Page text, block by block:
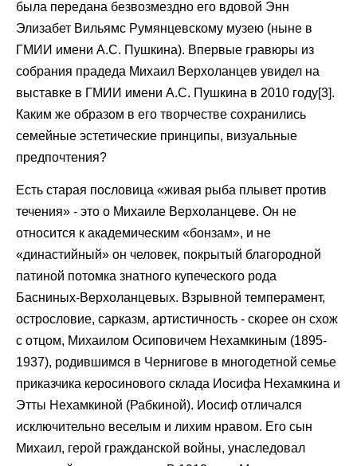
была передана безвозмездно его вдовой Энн
Элизабет Вильямс Румянцевскому музею (ныне в
ГМИИ имени А.С. Пушкина). Впервые гравюры из
собрания прадеда Михаил Верхоланцев увидел на
выставке в ГМИИ имени А.С. Пушкина в 2010 году[3].
Каким же образом в его творчестве сохранились
семейные эстетические принципы, визуальные
предпочтения?
Есть старая пословица «живая рыба плывет против
течения» - это о Михаиле Верхоланцеве. Он не
относится к академическим «бонзам», и не
«династийный» он человек, покрытый благородной
патиной потомка знатного купеческого рода
Басниных-Верхоланцевых. Взрывной темперамент,
острословие, сарказм, артистичность - скорее он схож
с отцом, Михаилом Осиповичем Нехамкиным (1895-
1937), родившимся в Чернигове в многодетной семье
приказчика керосинового склада Иосифа Нехамкина и
Этты Нехамкиной (Рабкиной). Иосиф отличался
исключительно веселым и лихим нравом. Его сын
Михаил, герой гражданской войны, унаследовал